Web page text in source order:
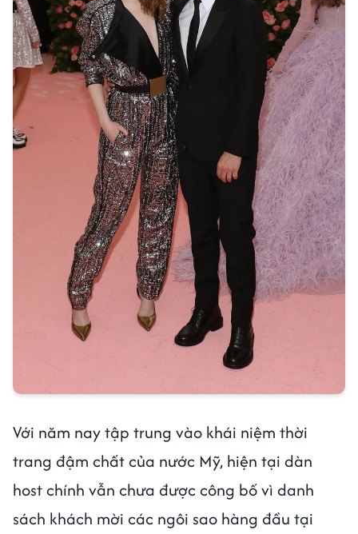
Với năm nay tập trung vào khái niệm thời
trang đậm chất của nước Mỹ, hiện tại dàn
host chính vẫn chưa được công bố vì danh
sách khách mời các ngôi sao hàng đầu tại